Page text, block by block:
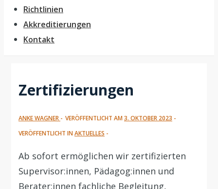
Richtlinien
Akkreditierungen
Kontakt
Zertifizierungen
ANKE WAGNER VERÖFFENTLICHT AM3. OKTOBER 2023
VERÖFFENTLICHT INAKTUELLES
Ab sofort ermöglichen wir zertifizierten
Supervisor:innen, Pädagog:innen und
Berater:innen fachliche Begleitung,